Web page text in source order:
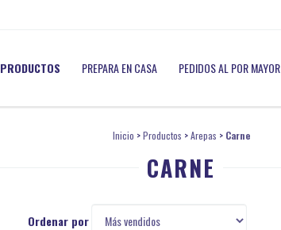
PRODUCTOS PREPARA EN CASA PEDIDOS AL POR MAYOR
Inicio > Productos > Arepas > Carne
CARNE
Ordenar por